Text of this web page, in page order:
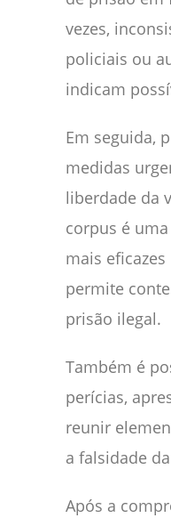
vezes,
policiais ou
indicam
Em seguida,
medidas
liberdade da
corpus é
mais
permite
prisão ilegal.
Também é
perícias,
reunir
a falsidade
Após a